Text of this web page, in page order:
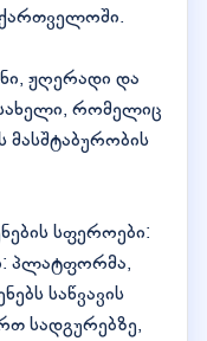
ჟღერადი და
რომელიც
მასშტაბურობის
სფეროები:
პლატფორმა,
საწვავის
სადგურებზე,